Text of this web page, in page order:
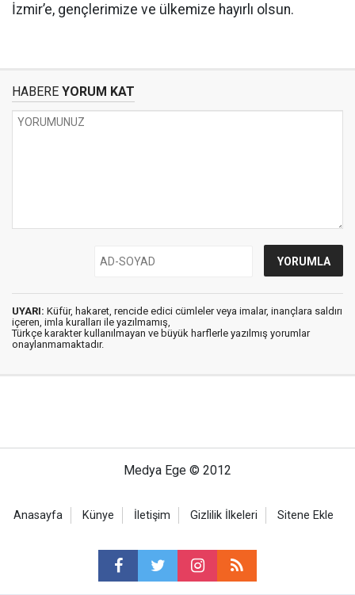
İzmir’e, gençlerimize ve ülkemize hayırlı olsun.
HABERE YORUM KAT
UYARI: Küfür, hakaret, rencide edici cümleler veya imalar, inançlara saldırı
içeren, imla kuralları ile yazılmamış,
Türkçe karakter kullanılmayan ve büyük harflerle yazılmış yorumlar
onaylanmamaktadır.
Medya Ege © 2012
Anasayfa Künye İletişim Gizlilik İlkeleri Sitene Ekle